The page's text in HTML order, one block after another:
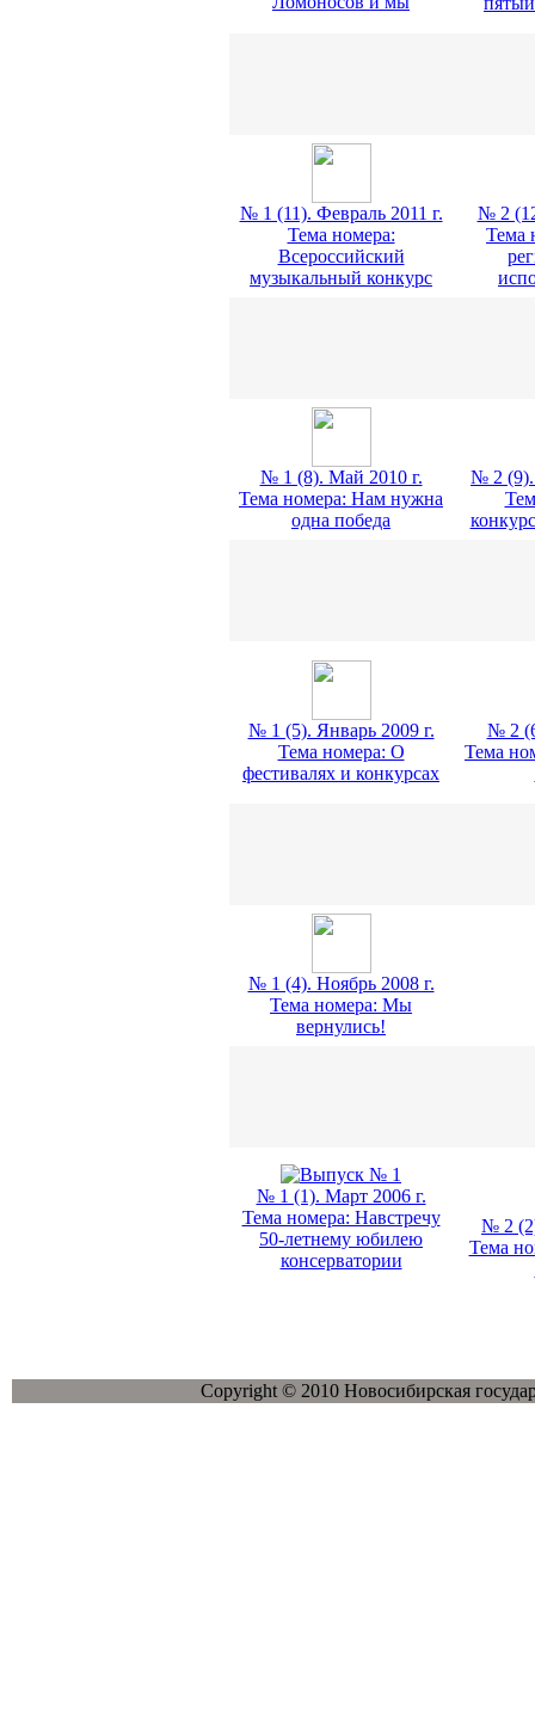
№ 1 (11). Февраль 2011 г.
Тема номера:
Всероссийский
музыкальный конкурс
№ 2
Тема
№ 1 (8). Май 2010 г.
Тема номера: Нам нужна
одна победа
№ 2 (9).
№ 1 (5). Январь 2009 г.
Тема номера: О
фестивалях и конкурсах
№ 2
Тема
№ 1 (4). Ноябрь 2008 г.
Тема номера: Мы
вернулись!
№ 1 (1). Март 2006 г.
Тема номера: Навстречу
50-летнему юбилею
консерватории
№ 2
Тема
Copyright © 2010 Новосибирская